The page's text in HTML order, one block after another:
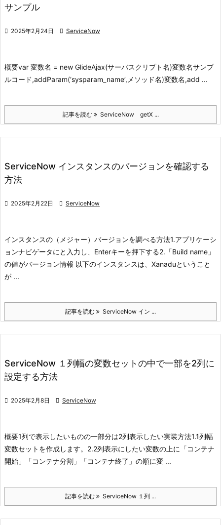
サンプル
 2025年2月24日  ServiceNow
概要var 変数名 = new GlideAjax(サーバスクリプト名)変数名サンプ
ルコード,addParam(‘sysparam_name’,メソッド名)変数名,add ...
記事を読む ServiceNow getX ...
ServiceNow インスタンスのバージョンを確認する
方法
 2025年2月22日  ServiceNow
インスタンスの（メジャー）バージョンを調べる方法1.アプリケーシ
ョンナビゲータにと入力し、Enterキーを押下する2.「Build name」
の値がバージョン情報 以下のインスタンスは、Xanaduということ
が ...
記事を読む ServiceNow イン ...
ServiceNow １列幅の変数セットの中で一部を2列に
設定する方法
 2025年2月8日  ServiceNow
概要1列で表示したいものの一部分は2列表示したい実装方法1.1列幅
変数セットを作成します。 2.2列表示にしたい変数の上に「コンテナ
開始」「コンテナ分割」「コンテナ終了」の順に変 ...
記事を読む ServiceNow １列 ...